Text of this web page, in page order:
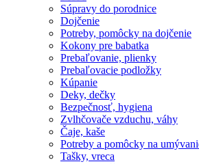
Súpravy do porodnice
Dojčenie
Potreby, pomôcky na dojčenie
Kokony pre babatka
Prebaľovanie, plienky
Prebaľovacie podložky
Kúpanie
Deky, dečky
Bezpečnosť, hygiena
Zvlhčovače vzduchu, váhy
Čaje, kaše
Potreby a pomôcky na
Tašky, vreca